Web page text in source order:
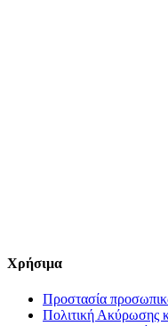
Χρήσιμα
Προστασία
Πολιτική Ακύρωσης